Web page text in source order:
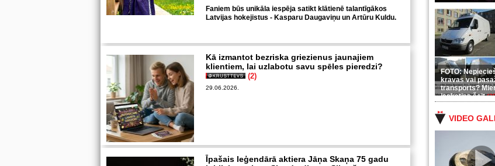
FOTO:
kravas vai
transports?
ieskaties šeit
VIDEO
Faniem būs unikāla iespēja satikt klātienē talantīgākos
Latvijas hokejistus - Kasparu Daugaviņu un Artūru Kuldu.
Kā izmantot bezriska griezienus jaunajiem
klientiem, lai uzlabotu savu spēles pieredzi?
(2)
29.06.2026.
Īpašais leģendārā aktiera Jāņa Skaņa 75 gadu